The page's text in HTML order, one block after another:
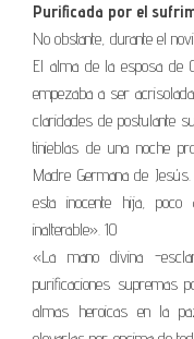
Purificada por el
No obstante, durante el
El alma de la esposa de
empezaba a ser
claridades de postulante
tinieblas de una noche
Madre Germana de
esta inocente hija,
inalterable». 10
«La mano divina -
purificaciones supremas
almas heroicas en la